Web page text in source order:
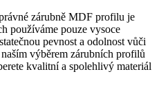
zárubně MDF profilu je
používáme pouze vysoce
pevnost a odolnost vůči
výběrem zárubních profilů
kvalitní a spolehlivý materiál